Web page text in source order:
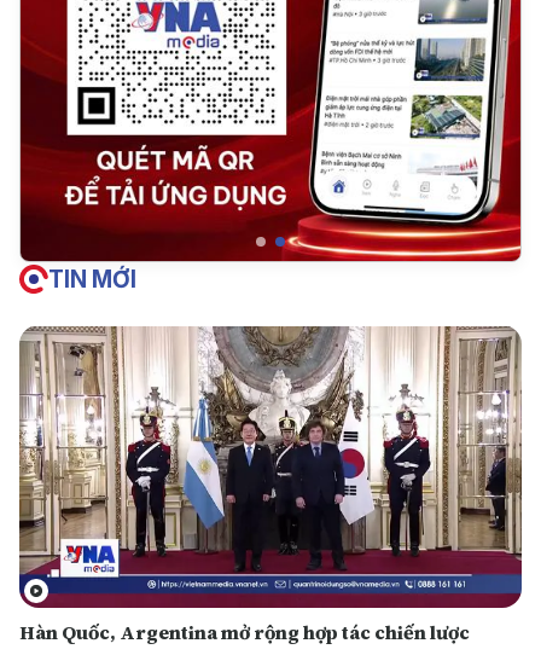
TIN MỚI
Hàn Quốc, Argentina mở rộng hợp tác chiến lược